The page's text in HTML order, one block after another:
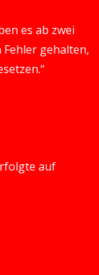
es ab zwei
gehalten,
auf